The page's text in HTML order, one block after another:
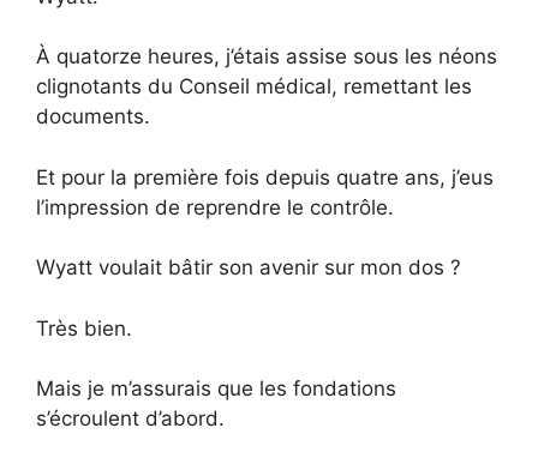
À quatorze heures, j’étais assise sous les néons
clignotants du Conseil médical, remettant les
documents.
Et pour la première fois depuis quatre ans, j’eus
l’impression de reprendre le contrôle.
Wyatt voulait bâtir son avenir sur mon dos ?
Très bien.
Mais je m’assurais que les fondations
s’écroulent d’abord.